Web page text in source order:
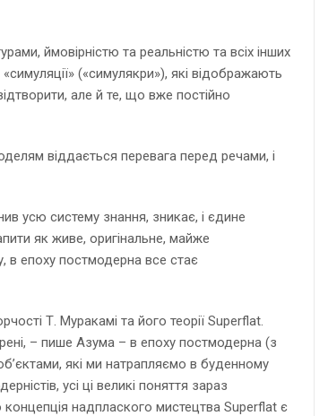
ймовірністю та реальністю та всіх інших
(«симулякри»), які відображають
але й те, що вже постійно
віддається перевага перед речами, і
усю систему знання, зникає, і єдине
як живе, оригінальне, майже
в епоху постмодерна все стає
Т. Муракамі та його теорії Superflat.
– пише Азума – в епоху постмодерна (з
які ми натрапляємо в буденному
усі ці великі поняття зараз
надплаского мистецтва Superflat є